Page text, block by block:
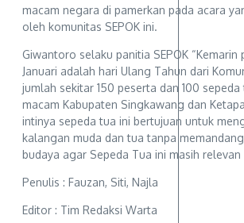
macam negara di pamerkan pada acara
oleh komunitas SEPOK ini.
Giwantoro selaku panitia SEPOK “Kemarin
Januari adalah hari Ulang Tahun dari
jumlah sekitar 150 peserta dan 100
macam Kabupaten Singkawang dan
intinya sepeda tua ini bertujuan untuk
kalangan muda dan tua tanpa
budaya agar Sepeda Tua ini masih
Penulis : Fauzan, Siti, Najla
Editor : Tim Redaksi Warta